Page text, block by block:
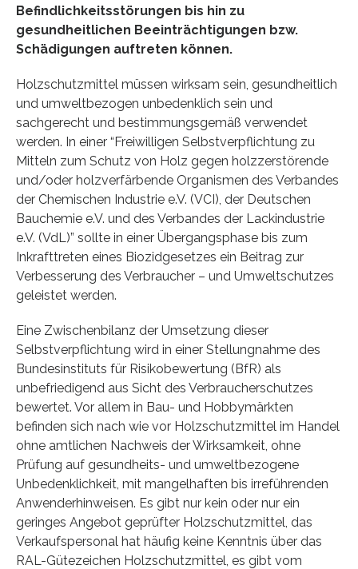
Befindlichkeitsstörungen bis hin zu
gesundheitlichen Beeinträchtigungen bzw.
Schädigungen auftreten können.
Holzschutzmittel müssen wirksam sein, gesundheitlich
und umweltbezogen unbedenklich sein und
sachgerecht und bestimmungsgemäß verwendet
werden. In einer “Freiwilligen Selbstverpflichtung zu
Mitteln zum Schutz von Holz gegen holzzerstörende
und/oder holzverfärbende Organismen des Verbandes
der Chemischen Industrie e.V. (VCI), der Deutschen
Bauchemie e.V. und des Verbandes der Lackindustrie
e.V. (VdL)” sollte in einer Übergangsphase bis zum
Inkrafttreten eines Biozidgesetzes ein Beitrag zur
Verbesserung des Verbraucher – und Umweltschutzes
geleistet werden.
Eine Zwischenbilanz der Umsetzung dieser
Selbstverpflichtung wird in einer Stellungnahme des
Bundesinstituts für Risikobewertung (BfR) als
unbefriedigend aus Sicht des Verbraucherschutzes
bewertet. Vor allem in Bau- und Hobbymärkten
befinden sich nach wie vor Holzschutzmittel im Handel
ohne amtlichen Nachweis der Wirksamkeit, ohne
Prüfung auf gesundheits- und umweltbezogene
Unbedenklichkeit, mit mangelhaften bis irreführenden
Anwenderhinweisen. Es gibt nur kein oder nur ein
geringes Angebot geprüfter Holzschutzmittel, das
Verkaufspersonal hat häufig keine Kenntnis über das
RAL-Gütezeichen Holzschutzmittel, es gibt vom